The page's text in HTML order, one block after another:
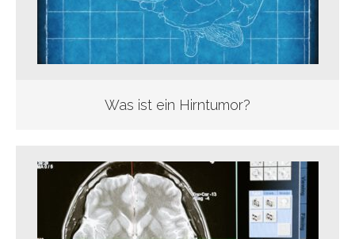
Was ist ein Hirntumor?